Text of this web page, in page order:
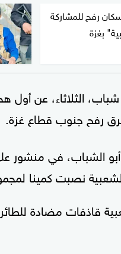
رفح للمشاركة
بغزة
شباب، الثلاثاء، عن
رفح جنوب قطاع غزة.
أبو الشباب، في
الشعبية نصبت كمينا
قاذفات مضادة